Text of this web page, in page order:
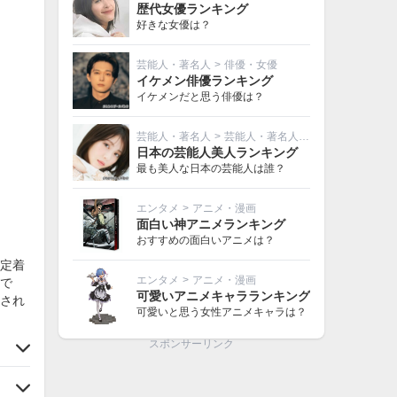
着
れ
歴代女優ランキング
好きな女優は？
芸能人・著名人 > 俳優・女優
イケメン俳優ランキング
イケメンだと思う俳優は？
芸能人・著名人 > 芸能人・著名人その他
日本の芸能人美人ランキング
最も美人な日本の芸能人は誰？
エンタメ > アニメ・漫画
面白い神アニメランキング
おすすめの面白いアニメは？
エンタメ > アニメ・漫画
可愛いアニメキャラランキング
可愛いと思う女性アニメキャラは？
スポンサーリンク